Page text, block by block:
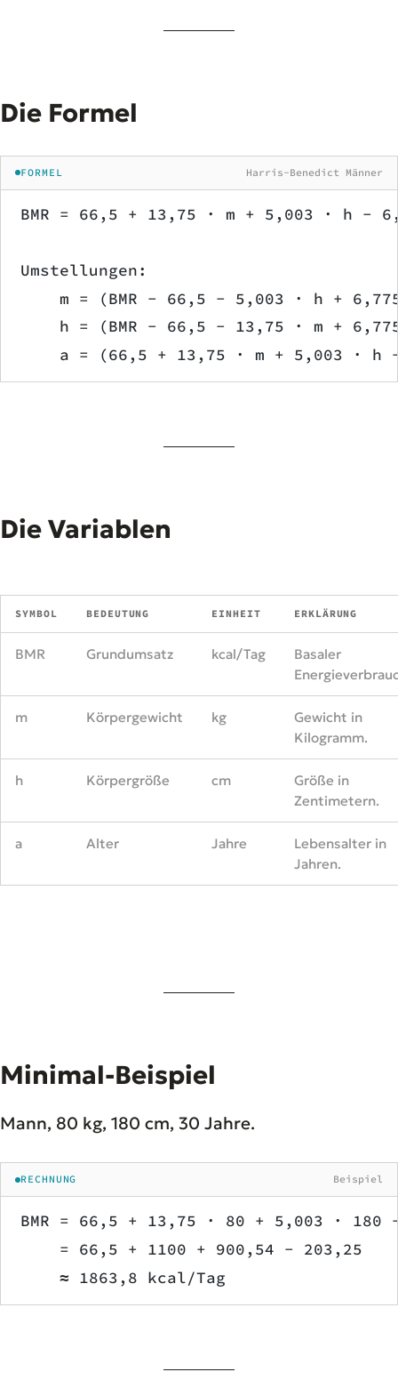
Die Formel
FORMEL Harris-Benedict Männer
BMR = 66,5 + 13,75 · m + 5,003 · h −
Umstellungen:
m = (BMR − 66,5 − 5,003 · h +
h = (BMR − 66,5 − 13,75 · m +
a = (66,5 + 13,75 · m + 5,003 · h
Die Variablen
SYMBOL BEDEUTUNG EINHEIT ERKLÄRUNG
BMR Grundumsatz kcal/Tag
Basaler
m Körpergewicht kg
Gewicht in
Kilogramm.
h Körpergröße cm
Größe in
Zentimetern.
a Alter Jahre
Lebensalter in
Jahren.
Minimal-Beispiel
Mann, 80 kg, 180 cm, 30 Jahre.
RECHNUNG Beispiel
BMR = 66,5 + 13,75 · 80 + 5,003 · 180
    = 66,5 + 1100 + 900,54 − 203,25
    ≈ 1863,8 kcal/Tag